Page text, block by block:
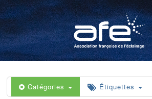
Catégories Étiquettes
4 h 00 min
5 h 00 min
6 h 00 min